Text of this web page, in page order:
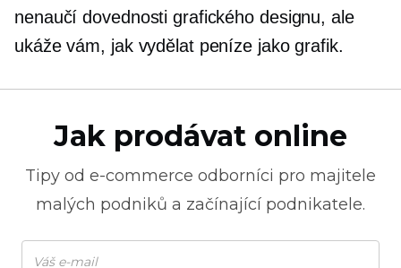
nenaučí dovednosti grafického designu, ale
ukáže vám, jak vydělat peníze jako grafik.
Jak prodávat online
Tipy od e-commerce odborníci pro majitele
malých podniků a začínající podnikatele.